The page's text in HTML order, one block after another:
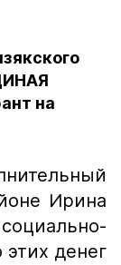
на
Ирина
денег